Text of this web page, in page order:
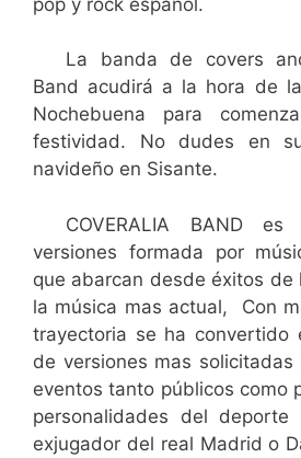
La banda de covers
Band acudirá a la hora de
Nochebuena para
festividad. No dudes en
navideño en Sisante.
COVERALIA BAND
versiones formada por
que abarcan desde éxitos de
la música mas actual, Con
trayectoria se ha convertido
de versiones mas
eventos tanto públicos como
personalidades del deporte
exjugador del real Madrid o